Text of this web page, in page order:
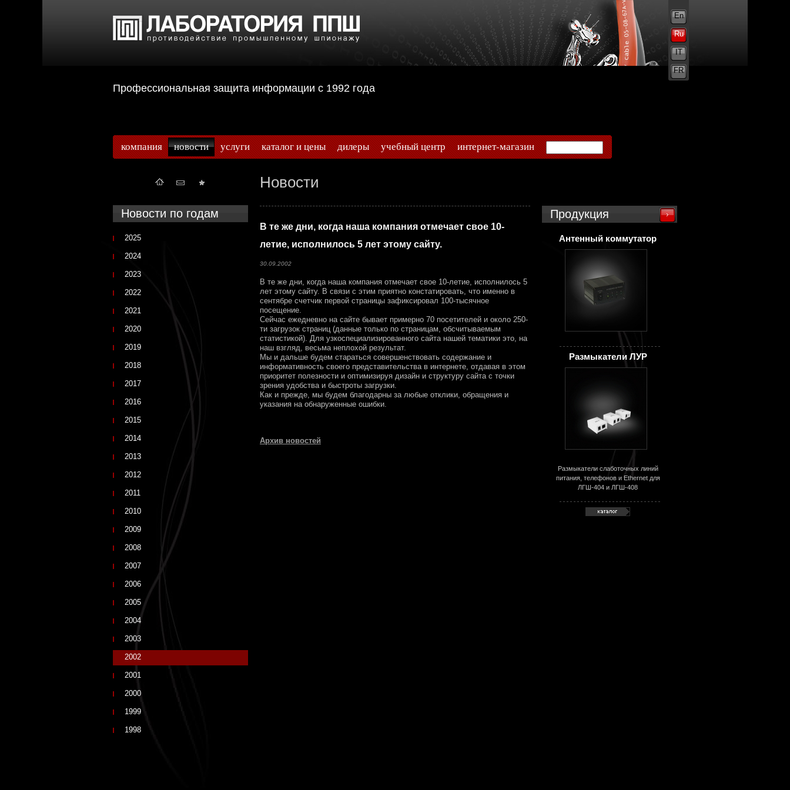
Профессиональная защита информации с 1992 года
En
Ru
IT
FR
компания новости услуги каталог и цены дилеры учебный центр интернет-магазин
Новости
В те же дни, когда наша компания отмечает свое 10-
летие, исполнилось 5 лет этому сайту.
30.09.2002
В те же дни, когда наша компания отмечает свое 10-летие, исполнилось 5
лет этому сайту. В связи с этим приятно констатировать, что именно в
сентябре счетчик первой страницы зафиксировал 100-тысячное
посещение.
Сейчас ежедневно на сайте бывает примерно 70 посетителей и около 250-
ти загрузок страниц (данные только по страницам, обсчитываемым
статистикой). Для узкоспециализированного сайта нашей тематики это, на
наш взгляд, весьма неплохой результат.
Мы и дальше будем стараться совершенствовать содержание и
информативность своего представительства в интернете, отдавая в этом
приоритет полезности и оптимизируя дизайн и структуру сайта с точки
зрения удобства и быстроты загрузки.
Как и прежде, мы будем благодарны за любые отклики, обращения и
указания на обнаруженные ошибки.
Архив новостей
Новости по годам
2025
2024
2023
2022
2021
2020
2019
2018
2017
2016
2015
2014
2013
2012
2011
2010
2009
2008
2007
2006
2005
2004
2003
2002
2001
2000
1999
1998
Продукция
Антенный коммутатор
Размыкатели ЛУР
Размыкатели слаботочных линий
питания, телефонов и Ethernet для
ЛГШ-404 и ЛГШ-408